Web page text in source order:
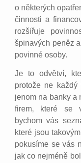
o některých
činnosti a
rozšiřuje
špinavých peněz
povinné osoby.
Je to odvětví,
protože ne
jenom na banky a
firem, které se
bychom vás
které jsou
pokusíme se vás
jak co nejméně